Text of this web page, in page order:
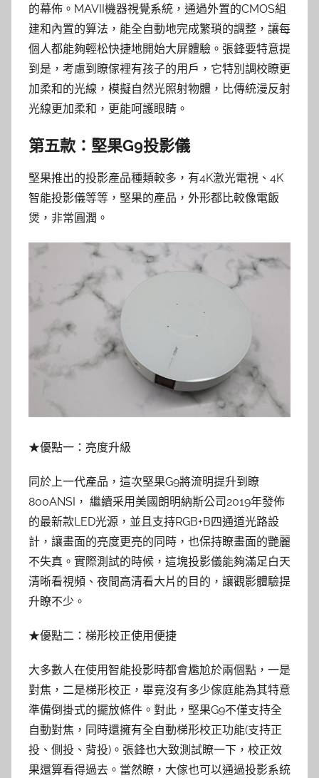
的幕佈。MAVII機器視覺系統，通過外置的CMOS組
建和內置的算法，能全自動地完成繁瑣的調整，讓每
個人都能夠輕松快捷地開始大屏體驗。張鋒要特意提
到是，考慮到瞭傢裡有孩子的用戶，它特別調校瞭更
加柔和的光線，模擬自然光照射物體，比傳統漫反射
光線更加柔和，更能呵護眼睛。
第五款：堅果G9投影儀
堅果推出的投影產品種類較多，有4K激光電視、4K
智能投影儀等等，堅果的產品，外形都比較像電飯
煲，非常圓潤。
★優點一：亮度升級
同於上一代產品，這次堅果G9將流明提升到瞭
800ANSI， 繼續采用美國朗明納斯公司2019年發佈
的最新款LED光源，並且支持RGB+B四通道光路設
計，讓畫面的亮度更亮的同時，也保持瞭畫面的艷麗
不失真。實際測試的時候，這塊投影儀能夠滿足白天
清晰看視頻、夜間高清看大片的目的，讓觀影體驗提
升瞭不少。
★優點二：梯形校正使用便捷
大多數人在使用智能投影時都會尷尬於兩個點，一是
對焦，二是梯形校正，畢竟沒有多少傢庭能為其特意
準備倒掛式的擺放條件。對此，堅果G9不僅支持全
自動對焦，同時還擁有全自動梯形校正功能(支持正
投、側投、背投)。張鋒也大致測試瞭一下，校正效
果還算看得過去。當然瞭，大傢也可以通過投影系統